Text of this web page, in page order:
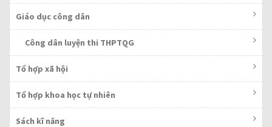
Giáo dục công dân
Công dân luyện thi THPTQG
Tổ hợp xã hội
Tổ hợp khoa học tự nhiên
Sách kĩ năng